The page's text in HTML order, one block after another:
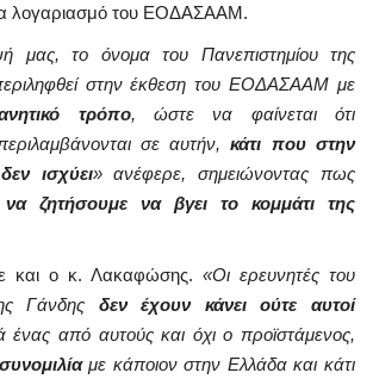
λογαριασμό του ΕΟΔΑΣΑΑΜ.
μας, το όνομα του Πανεπιστημίου της
στην έκθεση του ΕΟΔΑΣΑΑΜ με
τρόπο, ώστε να φαίνεται ότι
σε αυτήν,κάτι που στην
ισχύει» ανέφερε, σημειώνοντας πως
να ζητήσουμε να βγει το κομμάτι της
και ο κ. Λακαφώσης. «Οι ερευνητές του
Γάνδης δεν έχουν κάνει ούτε αυτοί
ένας από αυτούς και όχι ο προϊστάμενος,
με κάποιον στην Ελλάδα και κάτι